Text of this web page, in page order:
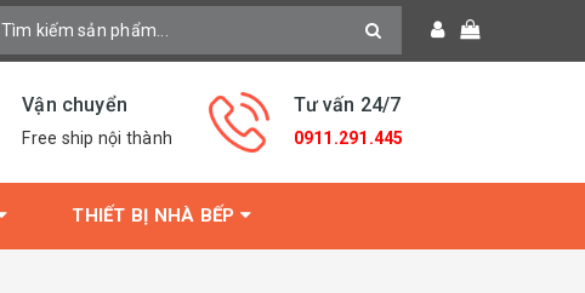
Vận chuyển
Free ship nội thành
Tư vấn 24/7
0911.291.445
THIẾT BỊ NHÀ BẾP